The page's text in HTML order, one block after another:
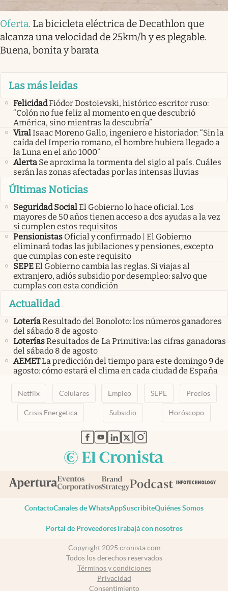
Oferta. La bicicleta eléctrica de Decathlon que
alcanza una velocidad de 25km/h y es plegable.
Buena, bonita y barata
Las más leidas
FelicidadFiódor Dostoievski, histórico escritor ruso:
“Colón no fue feliz al momento en que descubrió
América, sino mientras la descubría”
ViralIsaac Moreno Gallo, ingeniero e historiador: “Sin la
caída del Imperio romano, el hombre hubiera llegado a
la Luna en el año 1000”
Alerta Se aproxima la tormenta del siglo al país. Cuáles
serán las zonas afectadas por las intensas lluvias
Últimas Noticias
Seguridad SocialEl Gobierno lo hace oficial. Los
mayores de 50 años tienen acceso a dos ayudas a la vez
si cumplen estos requisitos
Pensionistas Oficial y confirmado | El Gobierno
eliminará todas las jubilaciones y pensiones, excepto
que cumplas con este requisito
SEPEEl Gobierno cambia las reglas. Si viajas al
extranjero, adiós subsidio por desempleo: salvo que
cumplas con esta condición
Actualidad
LoteríaResultado del Bonoloto: los números ganadores
del sábado 8 de agosto
LoteríasResultados de La Primitiva: las cifras ganadoras
del sábado 8 de agosto
AEMETLa predicción del tiempo para este domingo 9 de
agosto: cómo estará el clima en cada ciudad de España
Netflix Celulares Empleo SEPE Precios
Crisis Energetica Subsidio Horóscopo
abre en nueva pestaña
abre en nueva pestaña
abre en nueva pestaña
abre en nueva pestaña
abre en nueva pestaña
ContactoCanales de WhatsAppSuscribiteQuiénes Somos
Portal de ProveedoresTrabajá con nosotros
Copyright 2025 cronista.com
Todos los derechos reservados
Términos y condiciones
Privacidad
Consentimiento